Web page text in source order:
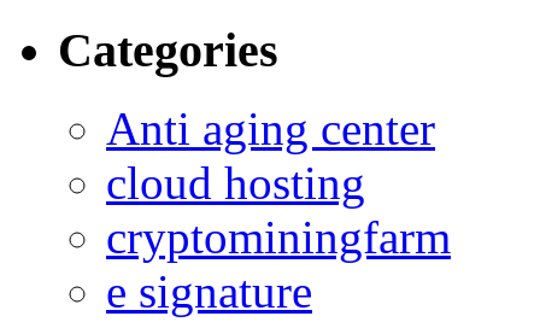
Categories
Anti aging center
cloud hosting
cryptominingfarm
e signature